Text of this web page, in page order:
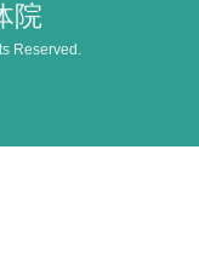
院
Reserved.